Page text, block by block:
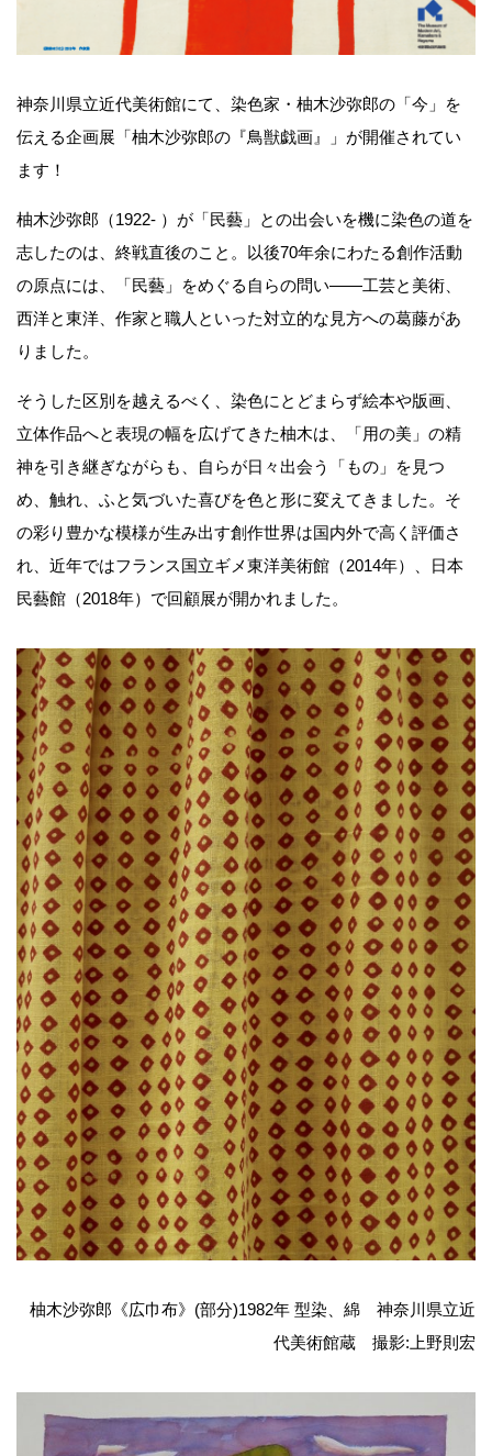
神奈川県立近代美術館にて、染色家・柚木沙弥郎の「今」を
伝える企画展「柚木沙弥郎の『鳥獣戯画』」が開催されてい
ます！
柚木沙弥郎（1922- ）が「民藝」との出会いを機に染色の道を
志したのは、終戦直後のこと。以後70年余にわたる創作活動
の原点には、「民藝」をめぐる自らの問い――工芸と美術、
西洋と東洋、作家と職人といった対立的な見方への葛藤があ
りました。
そうした区別を越えるべく、染色にとどまらず絵本や版画、
立体作品へと表現の幅を広げてきた柚木は、「用の美」の精
神を引き継ぎながらも、自らが日々出会う「もの」を見つ
め、触れ、ふと気づいた喜びを色と形に変えてきました。そ
の彩り豊かな模様が生み出す創作世界は国内外で高く評価さ
れ、近年ではフランス国立ギメ東洋美術館（2014年）、日本
民藝館（2018年）で回顧展が開かれました。
柚木沙弥郎《広巾布》(部分)1982年 型染、綿 神奈川県立近
代美術館蔵 撮影:上野則宏